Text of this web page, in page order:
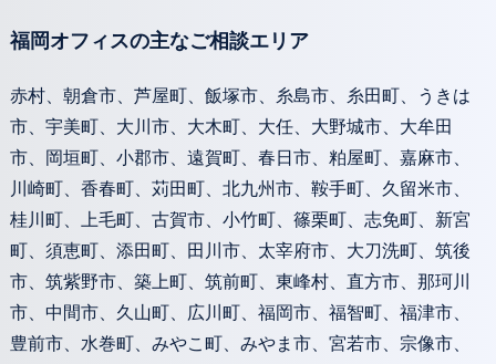
福岡オフィスの主なご相談エリア
赤村、朝倉市、芦屋町、飯塚市、糸島市、糸田町、うきは
市、宇美町、大川市、大木町、大任、大野城市、大牟田
市、岡垣町、小郡市、遠賀町、春日市、粕屋町、嘉麻市、
川崎町、香春町、苅田町、北九州市、鞍手町、久留米市、
桂川町、上毛町、古賀市、小竹町、篠栗町、志免町、新宮
町、須恵町、添田町、田川市、太宰府市、大刀洗町、筑後
市、筑紫野市、築上町、筑前町、東峰村、直方市、那珂川
市、中間市、久山町、広川町、福岡市、福智町、福津市、
豊前市、水巻町、みやこ町、みやま市、宮若市、宗像市、